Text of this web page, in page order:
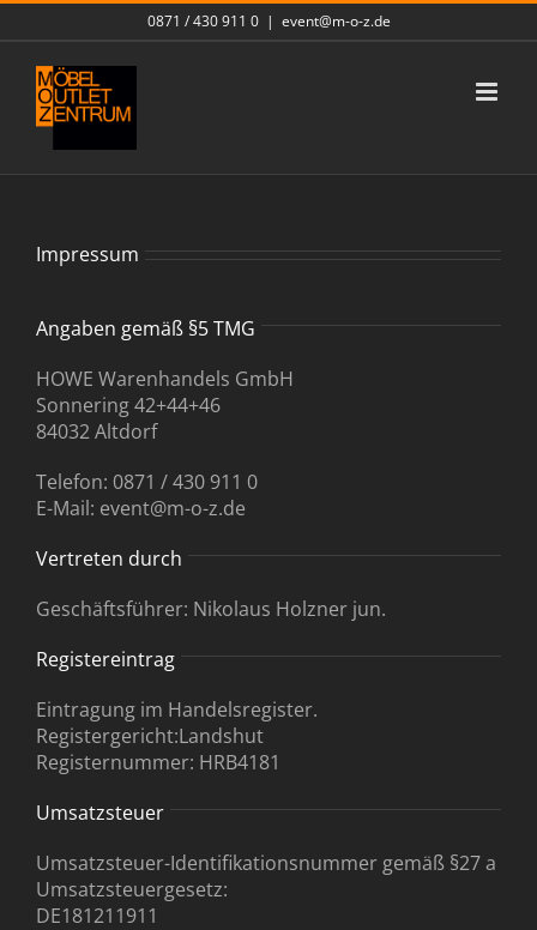
Skip
content
0871 / 430 911 0 | event@m-o-z.de
Impressum
Angaben gemäß §5 TMG
HOWE Warenhandels GmbH
Sonnering 42+44+46
84032 Altdorf
Telefon: 0871 / 430 911 0
E-Mail: event@m-o-z.de
Vertreten durch
Geschäftsführer: Nikolaus Holzner jun.
Registereintrag
Eintragung im Handelsregister.
Registergericht:Landshut
Registernummer: HRB4181
Umsatzsteuer
Umsatzsteuer-Identifikationsnummer gemäß §27 a
Umsatzsteuergesetz:
DE181211911